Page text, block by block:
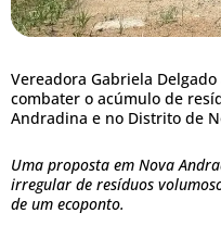
Vereadora Gabriela
combater o acúmulo de
Andradina e no Distrito de
Uma proposta em Nova
irregular de resíduos
de um ecoponto.